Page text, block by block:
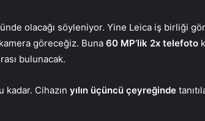
olacağı söyleniyor. Yine Leica iş birliği
göreceğiz. Buna 60 MP’lik 2x telefoto
bulunacak.
kadar. Cihazın yılın üçüncü çeyreğinde